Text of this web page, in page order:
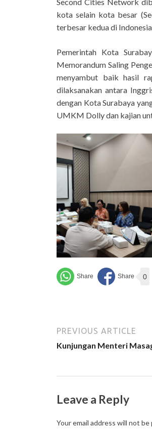
Second Cities Network
kota selain kota besar
terbesar kedua di
Pemerintah Kota
Memorandum Saling
menyambut baik hasil
dilaksanakan antara
dengan Kota Surabaya
UMKM Dolly dan kajian
0
PREVIOUS ARTICLE
Kunjungan Menteri
Leave a Reply
Your email address will not be